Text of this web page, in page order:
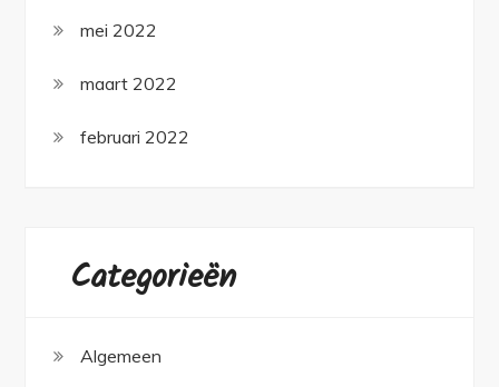
mei 2022
maart 2022
februari 2022
Categorieën
Algemeen